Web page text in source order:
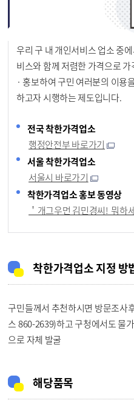
우리 구 내 개인서비스 업소 중
비스와 함께 저렴한 가격으로
· 홍보하여 구민 여러분의 이용
하고자 시행하는 제도입니다.
전국 착한가격업소
행정안전부 바로가기
서울 착한가격업소
서울시 바로가기
착한가격업소 홍보 동영상
＇개그우먼 김민경씨! 뭐하
착한가격업소 지정 방
구민들께서 추천하시면 방문조
스 860-2639)하고 구청에서도 물
으로 자체 발굴
해당품목